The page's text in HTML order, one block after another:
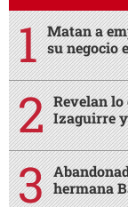
Matan a
su negocio
Revelan
Izaguirre
hermana